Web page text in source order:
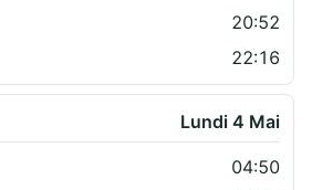
20:52
22:16
Lundi 4 Mai
04:50